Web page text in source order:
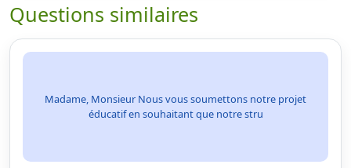
Questions similaires
Madame, Monsieur Nous vous soumettons notre projet
éducatif en souhaitant que notre stru